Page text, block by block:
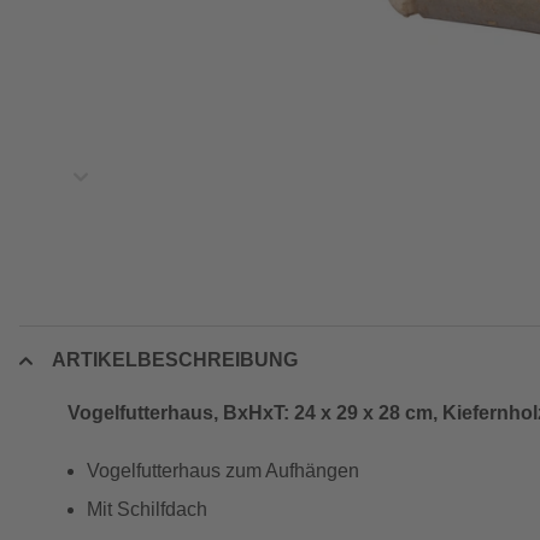
ARTIKELBESCHREIBUNG
Vogelfutterhaus, BxHxT: 24 x 29 x 28 cm,
Vogelfutterhaus zum Aufhängen
Mit Schilfdach